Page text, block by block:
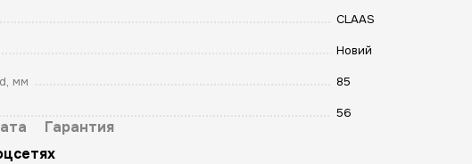
CLAAS
Новий
мм 85
56
Гарантия